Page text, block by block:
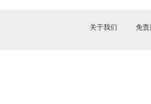
关于我们 免责